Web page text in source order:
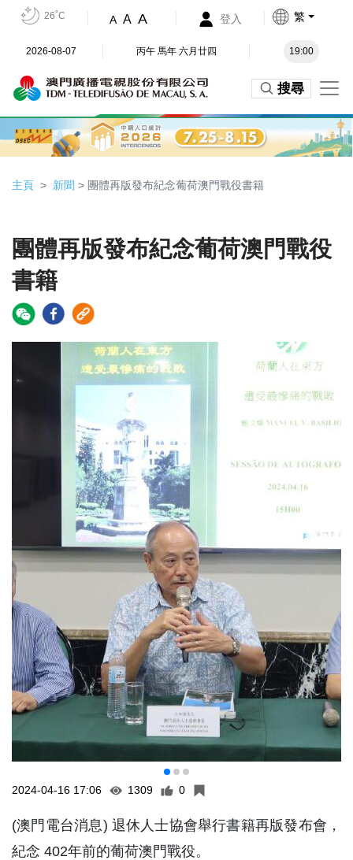
26˚C A A A 登入 繁
2026-08-07 丙午 馬年 六月廿四 19:00
搜尋
主頁 新聞 > 團體再版發布紀念葡荷澳門戰役書籍
團體再版發布紀念葡荷澳門戰役
書籍
2024-04-16 17:06 1309 0
(澳門電台消息) 退休人士協會舉行書籍再版發布會，
紀念 402年前的葡荷澳門戰役。